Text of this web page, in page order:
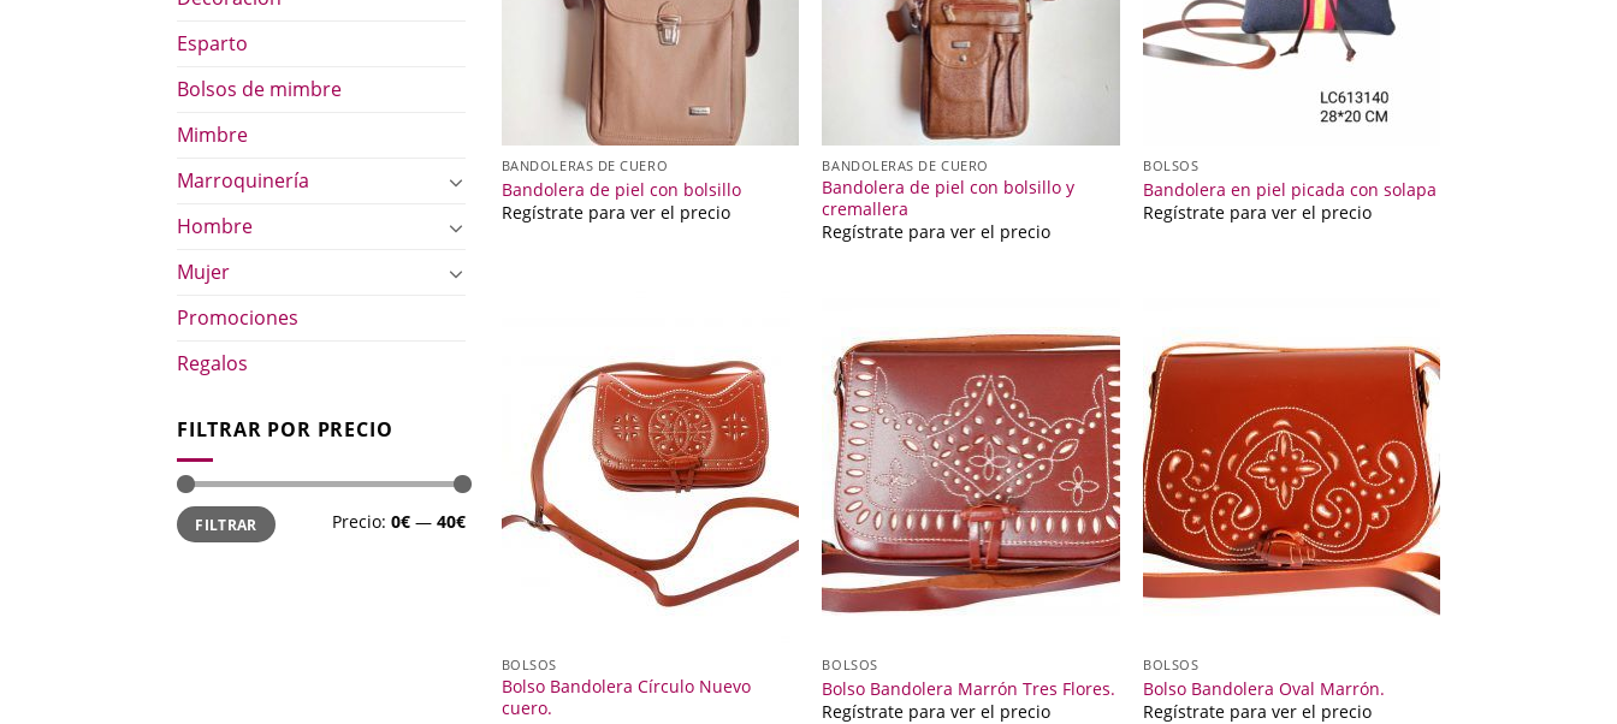
Esparto
Bolsos de mimbre
Mimbre
Marroquinería
Hombre
Mujer
Promociones
Regalos
FILTRAR POR PRECIO
Precio
mínimo
Precio
máximo
FILTRAR Precio: 0€ — 40€
BANDOLERAS DE CUERO
Bandolera de piel con bolsillo
Regístrate para ver el precio
BANDOLERAS DE CUERO
Bandolera de piel con bolsillo y
cremallera
Regístrate para ver el precio
BOLSOS
Bandolera en piel picada con solapa
Regístrate para ver el precio
BOLSOS
Bolso Bandolera Círculo Nuevo
cuero.
BOLSOS
Bolso Bandolera Marrón Tres Flores.
Regístrate para ver el precio
BOLSOS
Bolso Bandolera Oval Marrón.
Regístrate para ver el precio